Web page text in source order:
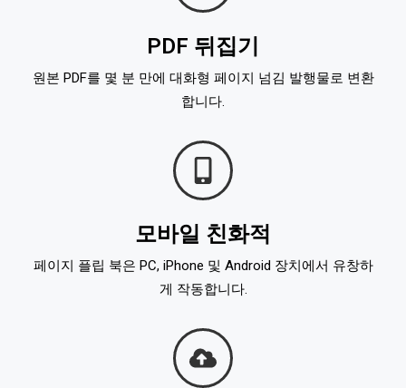
PDF 뒤집기
원본 PDF를 몇 분 만에 대화형 페이지 넘김 발행물로 변환
합니다.
모바일 친화적
페이지 플립 북은 PC, iPhone 및 Android 장치에서 유창하
게 작동합니다.